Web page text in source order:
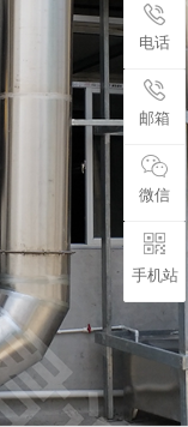
电话
邮箱
微信
手机站